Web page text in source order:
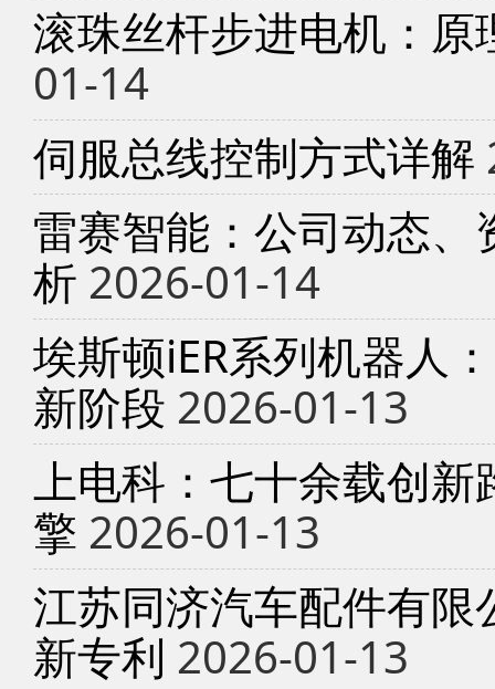
滚珠丝杆步进电机：
01-14
伺服总线控制方式详解
雷赛智能：公司动态
析 2026-01-14
埃斯顿iER系列机器人
新阶段 2026-01-13
上电科：七十余载创
擎 2026-01-13
江苏同济汽车配件有
新专利 2026-01-13